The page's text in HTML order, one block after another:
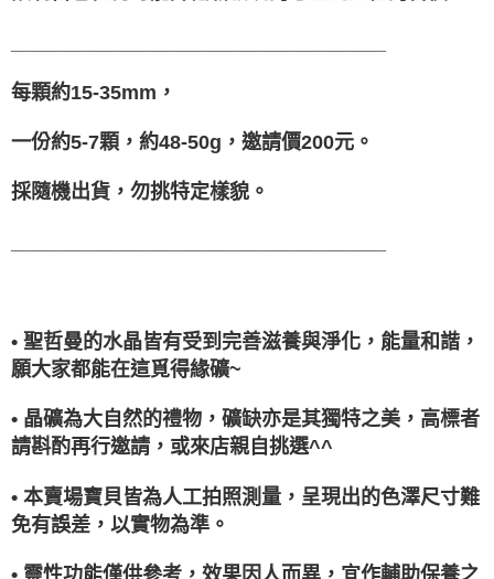
每顆約15-35mm，
一份約5-7顆，約48-50g，邀請價200元。
採隨機出貨，勿挑特定樣貌。
• 聖哲曼的水晶皆有受到完善滋養與淨化，能量和諧，
願大家都能在這覓得緣礦~
• 晶礦為大自然的禮物，礦缺亦是其獨特之美，高標者
請斟酌再行邀請，或來店親自挑選^^
• 本賣場寶貝皆為人工拍照測量，呈現出的色澤尺寸難
免有誤差，以實物為準。